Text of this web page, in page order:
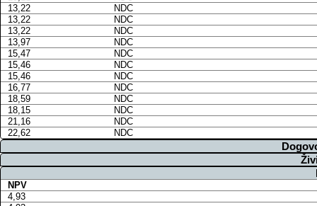
13,22
NDC
13,22
NDC
13,22
NDC
13,97
NDC
15,47
NDC
15,46
NDC
15,46
NDC
16,77
NDC
18,59
NDC
18,15
NDC
21,16
NDC
22,62
NDC
NPV
4,93